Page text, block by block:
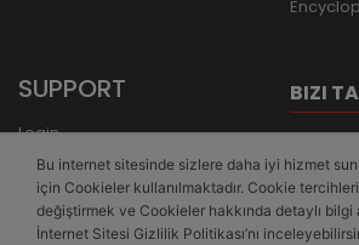
SUPPORT
Login
Register
Forgot Password
BIZI
Bu internet sitesinde sizlere daha iyi hizmet
için Cookieler kullanılmaktadır. Cookie
değiştirmek ve Cookieler hakkında detaylı bilgi
İnternet Sitesi Gizlilik Politikası’nı